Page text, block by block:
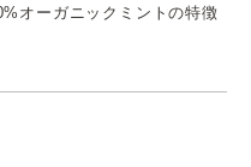
オーガニックミントの特徴